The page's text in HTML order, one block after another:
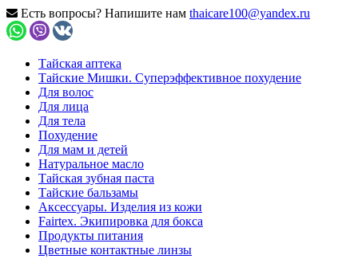
Есть вопросы? Напишите нам thaicare100@yandex.ru
Тайская аптека
Тайские Мишки. Суперэффективное похудение
Для волос
Для лица
Для тела
Похудение
Для мам и детей
Натуральное масло
Тайская зубная паста
Тайские бальзамы
Аксессуары. Изделия из кожи
Fairtex. Экипировка для бокса
Продукты питания
Цветные контактные линзы